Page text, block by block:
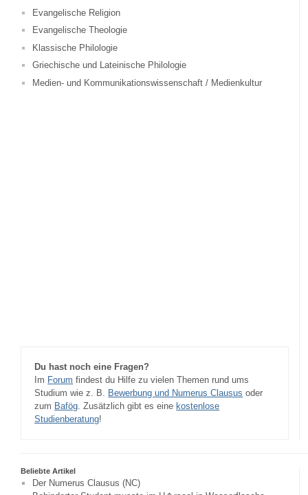
Evangelische Religion
Evangelische Theologie
Klassische Philologie
Griechische und Lateinische Philologie
Medien- und Kommunikationswissenschaft / Medienkultur
Du hast noch eine Fragen?
Im Forum findest du Hilfe zu vielen Themen rund ums
Studium wie z. B. Bewerbung und Numerus Clausus oder
zum Bafög. Zusätzlich gibt es eine kostenlose
Studienberatung!
Beliebte Artikel
Der Numerus Clausus (NC)